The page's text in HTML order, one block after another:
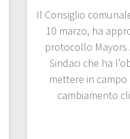
Il Consiglio
10 marzo, ha
protocollo
Sindaci che ha
mettere in
cambiamento